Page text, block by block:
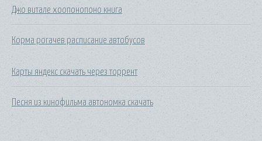
Джо витале хоопонопоно книга
Корма рогачев расписание автобусов
Карты яндекс скачать через торрент
Песня из кинофильма автономка скачать